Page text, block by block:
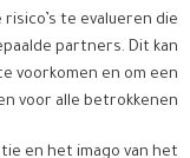
te evalueren die
partners. Dit kan
voorkomen en om een
voor alle betrokkenen.
en het imago van het